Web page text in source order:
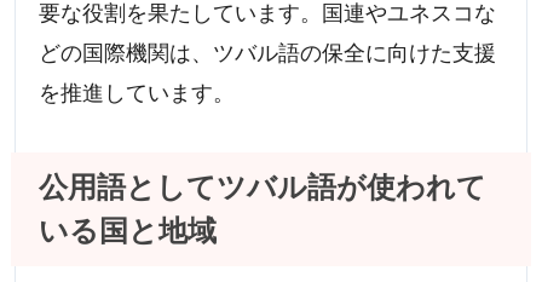
要な役割を果たしています。国連やユネスコな
どの国際機関は、ツバル語の保全に向けた支援
を推進しています。
公用語としてツバル語が使われて
いる国と地域